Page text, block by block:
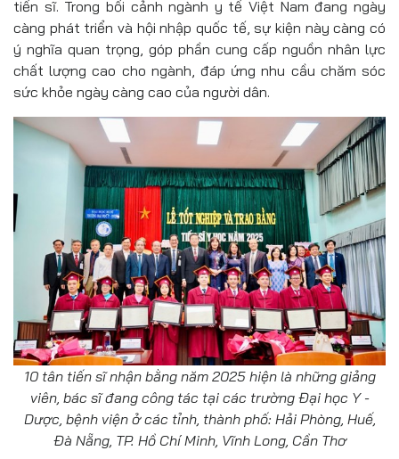
tiến sĩ. Trong bối cảnh ngành y tế Việt Nam đang ngày
càng phát triển và hội nhập quốc tế, sự kiện này càng có
ý nghĩa quan trọng, góp phần cung cấp nguồn nhân lực
chất lượng cao cho ngành, đáp ứng nhu cầu chăm sóc
sức khỏe ngày càng cao của người dân.
10 tân tiến sĩ nhận bằng năm 2025 hiện là những giảng
viên, bác sĩ đang công tác tại các trường Đại học Y -
Dược, bệnh viện ở các tỉnh, thành phố: Hải Phòng, Huế,
Đà Nẵng, TP. Hồ Chí Minh, Vĩnh Long, Cần Thơ